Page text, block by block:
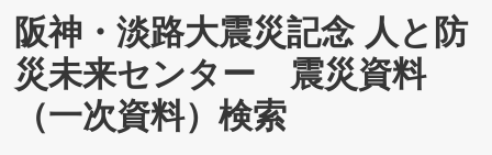
阪神・淡路大震災記念 人と防
災未来センター 震災資料
（一次資料）検索